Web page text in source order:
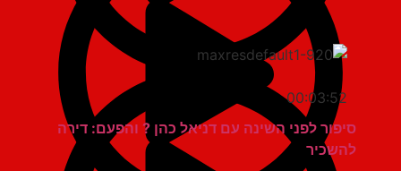
00:03:52
סיפור לפני השינה עם דניאל כהן ? והפעם: דירה
להשכיר